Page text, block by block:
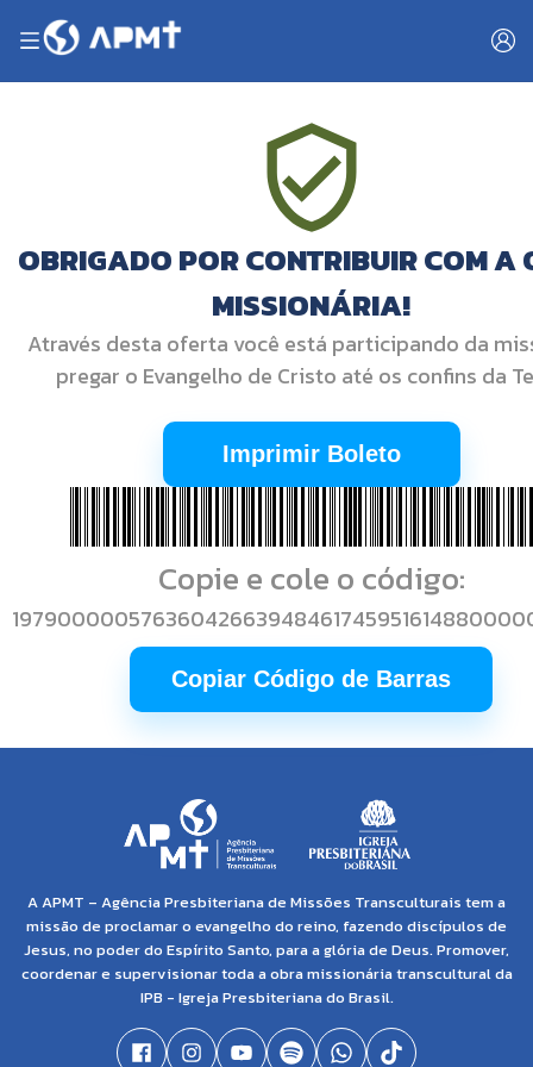
OBRIGADO POR CONTRIBUIR COM A
MISSIONÁRIA!
Através desta oferta você está participando da
pregar o Evangelho de Cristo até os confins da
Imprimir Boleto
Copie e cole o código:
Copiar Código de Barras
A APMT – Agência Presbiteriana de Missões Transculturais tem a
missão de proclamar o evangelho do reino, fazendo discípulos de
Jesus, no poder do Espírito Santo, para a glória de Deus. Promover,
coordenar e supervisionar toda a obra missionária transcultural da
IPB - Igreja Presbiteriana do Brasil.